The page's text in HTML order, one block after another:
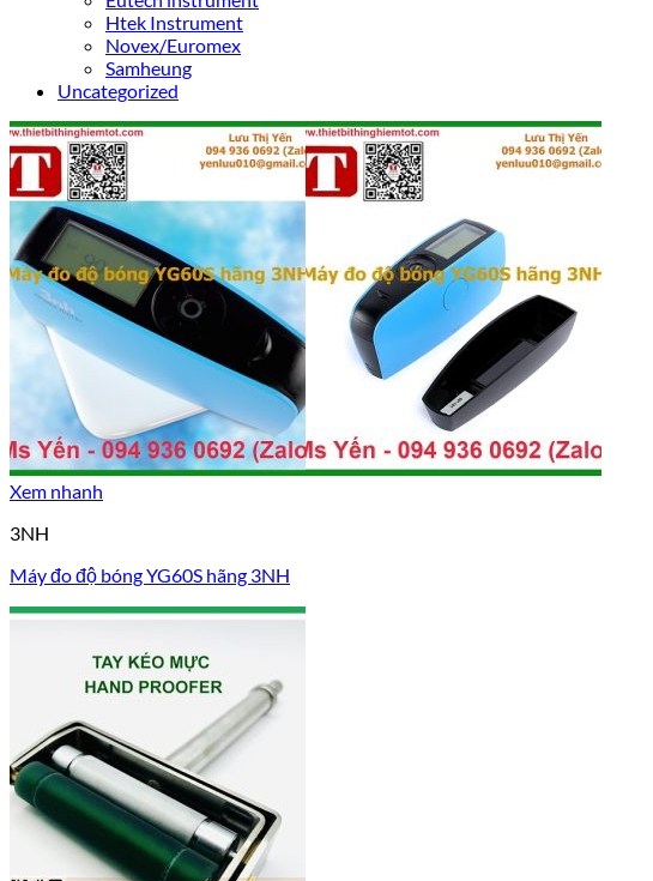
Htek Instrument
Novex/Euromex
Samheung
Uncategorized
Xem nhanh
3NH
Máy đo độ bóng YG60S hãng 3NH